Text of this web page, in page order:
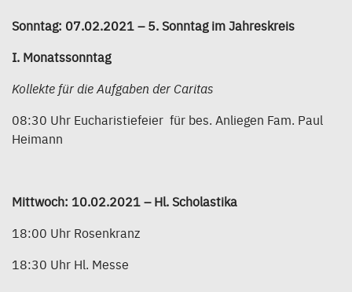
Sonntag: 07.02.2021 – 5. Sonntag im Jahreskreis
I. Monatssonntag
Kollekte für die Aufgaben der Caritas
08:30 Uhr Eucharistiefeier für bes. Anliegen Fam. Paul
Heimann
Mittwoch: 10.02.2021 – Hl. Scholastika
18:00 Uhr Rosenkranz
18:30 Uhr Hl. Messe